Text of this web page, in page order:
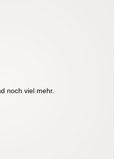
noch viel mehr.